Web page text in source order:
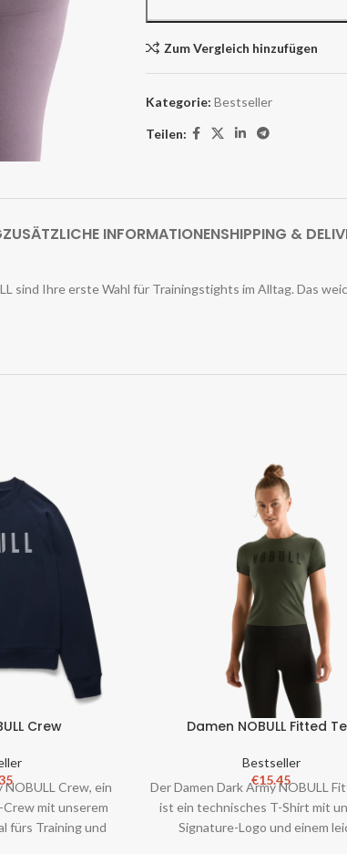
Zum Vergleich hinzufügen
Kategorie: Bestseller
Teilen:
ZUSÄTZLICHE INFORMATIONENSHIPPING &
sind Ihre erste Wahl für Trainingstights im Alltag. Das
Crew
NOBULL Crew, ein
mit unserem
fürs Training und
Damen NOBULL Fitted
Bestseller
€15.45
Der Damen Dark Army NOBULL
ist ein technisches T-Shirt mit
Signature-Logo und einem